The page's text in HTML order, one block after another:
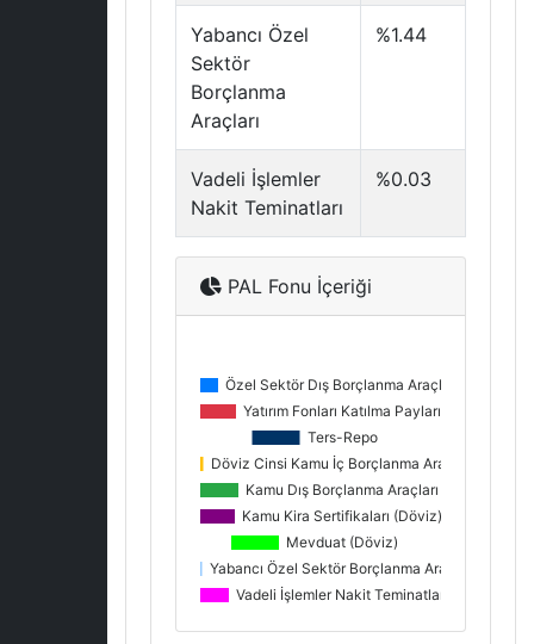
Yabancı Özel
Sektör
Borçlanma
Araçları
%1.44
Vadeli İşlemler
Nakit Teminatları
%0.03
PAL Fonu İçeriği